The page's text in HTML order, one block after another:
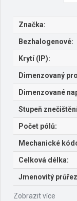
Značka:
Bezhalogenové:
Krytí (IP):
Dimenzovaný
Dimenzované
Stupeň
Počet pólů:
Mechanické
Celková délka:
Jmenovitý
Zobrazit více